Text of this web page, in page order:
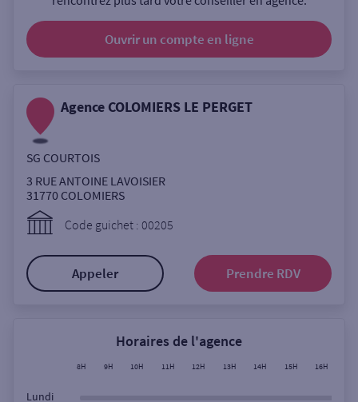
Ouverte le samedi
Ouverte le lundi
Ville / Code postal
Rue
Rechercher
Ouvrir un compte en ligne
Agence COLOMIERS LE PERGET
SG COURTOIS
3 RUE ANTOINE LAVOISIER
31770 COLOMIERS
Code guichet : 00205
Appeler Prendre RDV
Horaires de l'agence
8H 9H 10H 11H 12H 13H 14H 15H 16H
Lundi